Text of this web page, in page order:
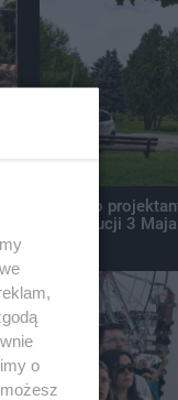
Wybrano
Konstytucji 3 Maja
o